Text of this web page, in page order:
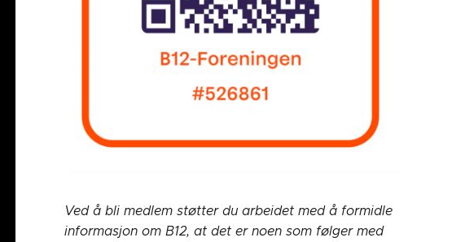
Ved å bli medlem støtter du arbeidet med å formidle
informasjon om B12, at det er noen som følger med